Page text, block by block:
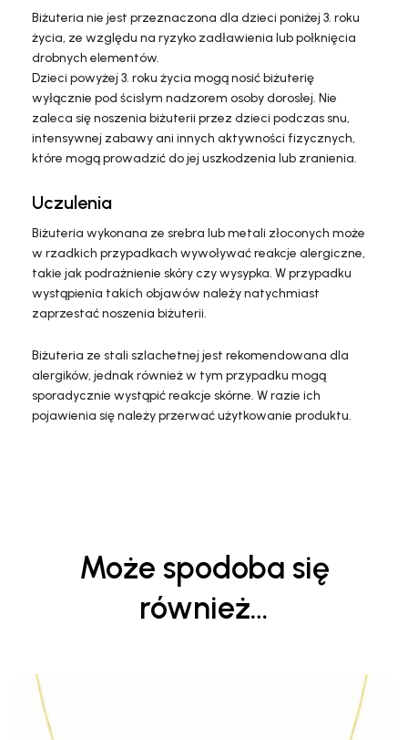
Biżuteria nie jest przeznaczona dla dzieci poniżej 3. roku
życia, ze względu na ryzyko zadławienia lub połknięcia
drobnych elementów.
Dzieci powyżej 3. roku życia mogą nosić biżuterię
wyłącznie pod ścisłym nadzorem osoby dorosłej. Nie
zaleca się noszenia biżuterii przez dzieci podczas snu,
intensywnej zabawy ani innych aktywności fizycznych,
które mogą prowadzić do jej uszkodzenia lub zranienia.
Uczulenia
Biżuteria wykonana ze srebra lub metali złoconych może
w rzadkich przypadkach wywoływać reakcje alergiczne,
takie jak podrażnienie skóry czy wysypka. W przypadku
wystąpienia takich objawów należy natychmiast
zaprzestać noszenia biżuterii.
Biżuteria ze stali szlachetnej jest rekomendowana dla
alergików, jednak również w tym przypadku mogą
sporadycznie wystąpić reakcje skórne. W razie ich
pojawienia się należy przerwać użytkowanie produktu.
Może spodoba się
również…